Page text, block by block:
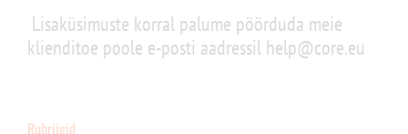
Lisaküsimuste korral palume pöörduda meie
klienditoe poole e-posti aadressil help@core.eu
Rubriigid